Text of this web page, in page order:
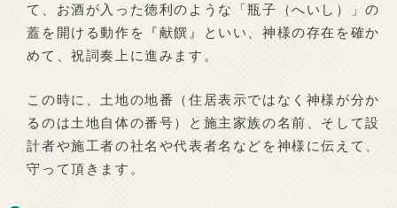
て、お酒が入った徳利のような「瓶子（へいし）」の
蓋を開ける動作を『献饌』といい、神様の存在を確か
めて、祝詞奏上に進みます。
この時に、土地の地番（住居表示ではなく神様が分か
るのは土地自体の番号）と施主家族の名前、そして設
計者や施工者の社名や代表者名などを神様に伝えて、
守って頂きます。